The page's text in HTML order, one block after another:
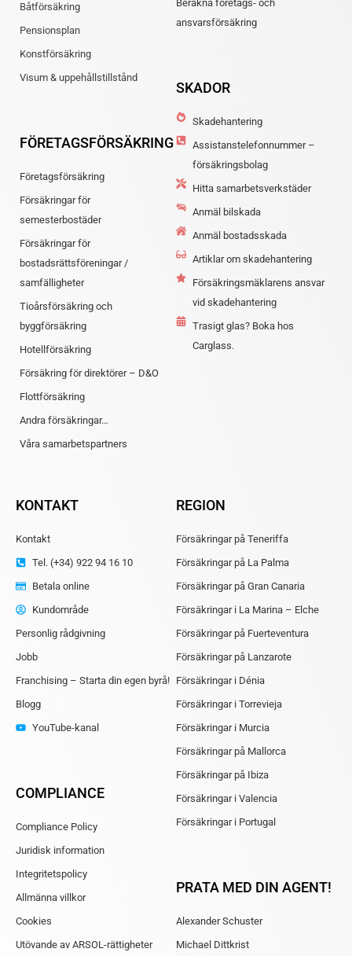
Båtförsäkring
Pensionsplan
Konstförsäkring
Visum & uppehållstillstånd
FÖRETAGSFÖRSÄKRING
Företagsförsäkring
Försäkringar för
semesterbostäder
Försäkringar för
bostadsrättsföreningar /
samfälligheter
Tioårsförsäkring och
byggförsäkring
Hotellförsäkring
Försäkring för direktörer – D&O
Flottförsäkring
Andra försäkringar…
Våra samarbetspartners
Beräkna företags- och
ansvarsförsäkring
SKADOR
Skadehantering
Assistanstelefonnummer –
försäkringsbolag
Hitta samarbetsverkstäder
Anmäl bilskada
Anmäl bostadsskada
Artiklar om skadehantering
Försäkringsmäklarens ansvar
vid skadehantering
Trasigt glas? Boka hos
Carglass.
KONTAKT
Kontakt
Tel. (+34) 922 94 16 10
Betala online
Kundområde
Personlig rådgivning
Jobb
Franchising – Starta din egen byrå!
Blogg
YouTube-kanal
COMPLIANCE
Compliance Policy
Juridisk information
Integritetspolicy
Allmänna villkor
Cookies
Utövande av ARSOL-rättigheter
REGION
Försäkringar på Teneriffa
Försäkringar på La Palma
Försäkringar på Gran Canaria
Försäkringar i La Marina – Elche
Försäkringar på Fuerteventura
Försäkringar på Lanzarote
Försäkringar i Dénia
Försäkringar i Torrevieja
Försäkringar i Murcia
Försäkringar på Mallorca
Försäkringar på Ibiza
Försäkringar i Valencia
Försäkringar i Portugal
PRATA MED DIN AGENT!
Alexander Schuster
Michael Dittkrist